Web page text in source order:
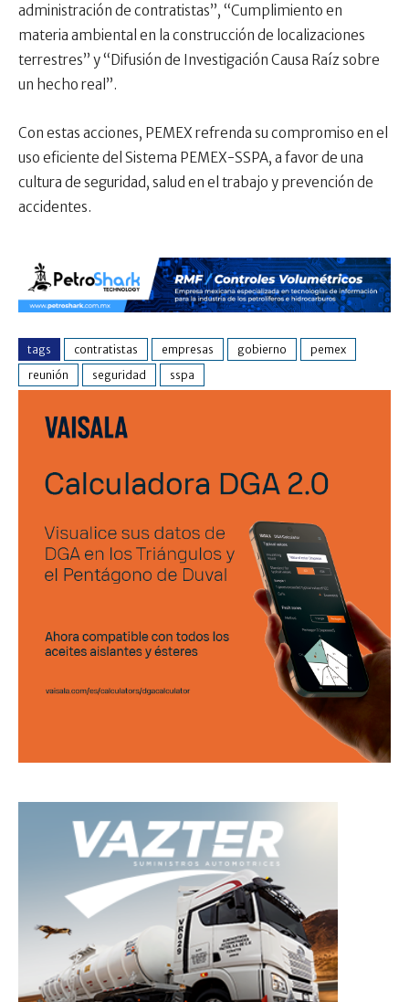
administración de contratistas”, “Cumplimiento en
materia ambiental en la construcción de localizaciones
terrestres” y “Difusión de Investigación Causa Raíz sobre
un hecho real”.
Con estas acciones, PEMEX refrenda su compromiso en el
uso eficiente del Sistema PEMEX-SSPA, a favor de una
cultura de seguridad, salud en el trabajo y prevención de
accidentes.
tags contratistas empresas gobierno
pemex
reunión
seguridad sspa